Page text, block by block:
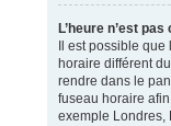
L’heure n’est
Il est possible
horaire différent
rendre dans le
fuseau horaire
exemple Londres,